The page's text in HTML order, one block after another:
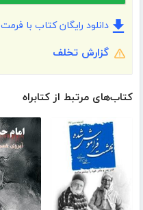
دانلود رایگان کتاب با فرمت PDF
گزارش تخلف
کتاب‌های مرتبط از کتابراه